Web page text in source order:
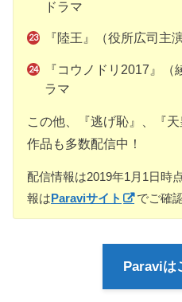
ドラマ
『陸王』（役所広司主
『コウノドリ2017』
ラマ
この他、『逃げ恥』、『
作品も多数配信中！
配信情報は2019年1月1日時
報はParaviサイト でご確
Paraviは